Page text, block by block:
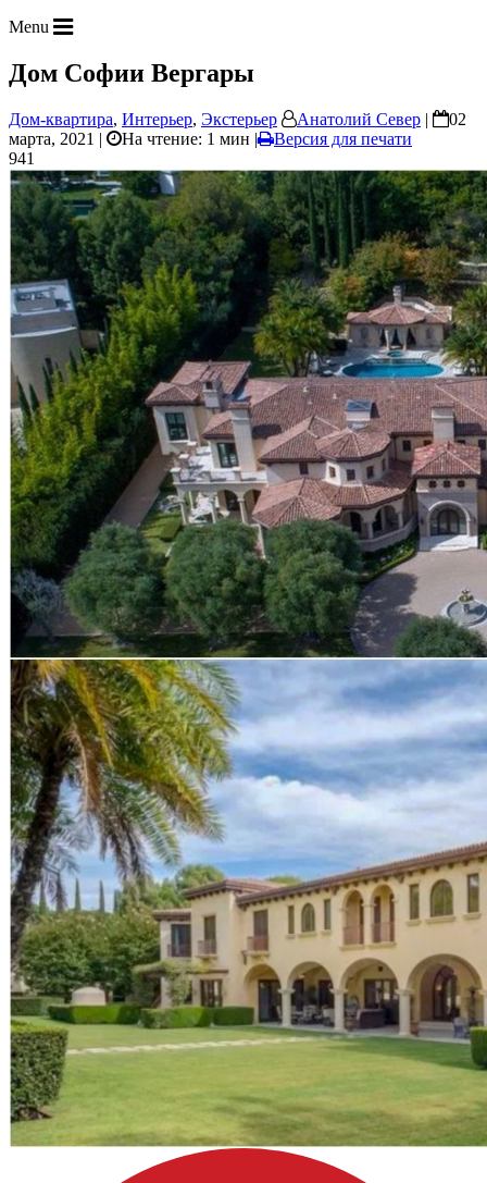
Menu
Дом Софии Вергары
Дом-квартира, Интерьер, Экстерьер Анатолий Север |
02
марта, 2021 |
На чтение: 1 мин |
Версия для печати
941